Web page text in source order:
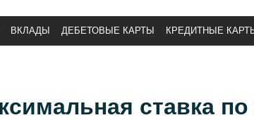
ВКЛАДЫ ДЕБЕТОВЫЕ КАРТЫ КРЕДИТНЫЕ
ставка